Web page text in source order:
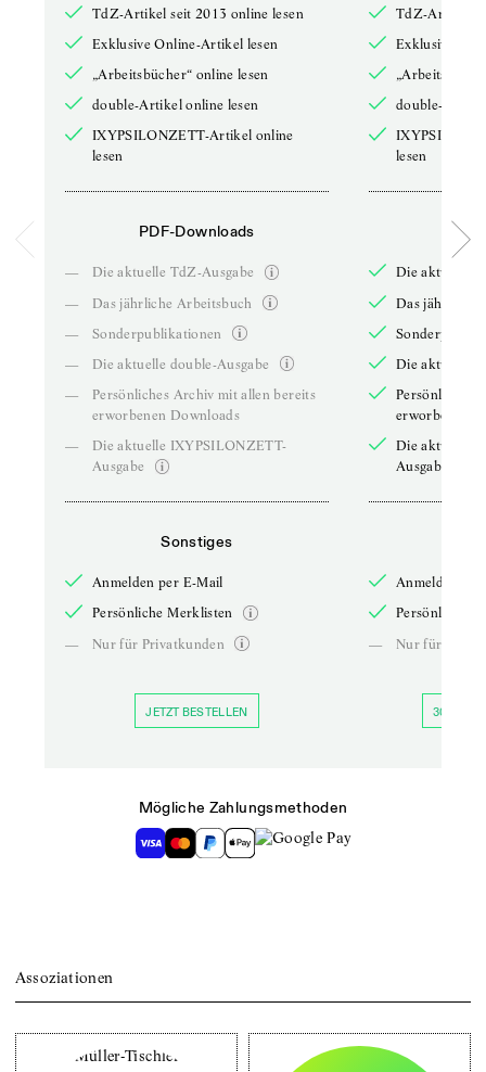
TdZ-Artikel seit 2013 online lesen
Exklusive Online-Artikel lesen
„Arbeitsbücher“ online lesen
double-Artikel online lesen
IXYPSILONZETT-Artikel online
lesen
PDF-Downloads
—
Die aktuelle TdZ-Ausgabe
—
Das jährliche Arbeitsbuch
—
Sonderpublikationen
—
Die aktuelle double-Ausgabe
—
Persönliches Archiv mit allen bereits
erworbenen Downloads
—
Die aktuelle IXYPSILONZETT-
Ausgabe
Sonstiges
Anmelden per E-Mail
Persönliche Merklisten
—
Nur für Privatkunden
JETZT BESTELLEN
TdZ-Artikel
Exklusive
double-
lesen
Die aktuelle
Das jährliche
Die aktuelle
Persönliches
erworbenen
Die aktuelle
Ausgabe
Anmelden
Persönliche
—
Nur für
30 TAGE
Mögliche Zahlungsmethoden
Assoziationen